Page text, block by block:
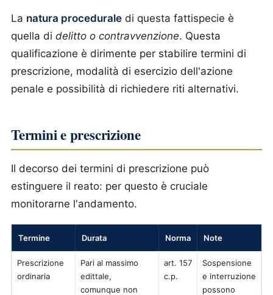
La natura procedurale di questa fattispecie è
quella di delitto o contravvenzione. Questa
qualificazione è dirimente per stabilire termini di
prescrizione, modalità di esercizio dell'azione
penale e possibilità di richiedere riti alternativi.
Termini e prescrizione
Il decorso dei termini di prescrizione può
estinguere il reato: per questo è cruciale
monitorarne l'andamento.
Termine Durata Norma Note
Prescrizione
ordinaria
Pari al massimo
edittale,
comunque non
art. 157
c.p.
Sospensione
e interruzione
possono